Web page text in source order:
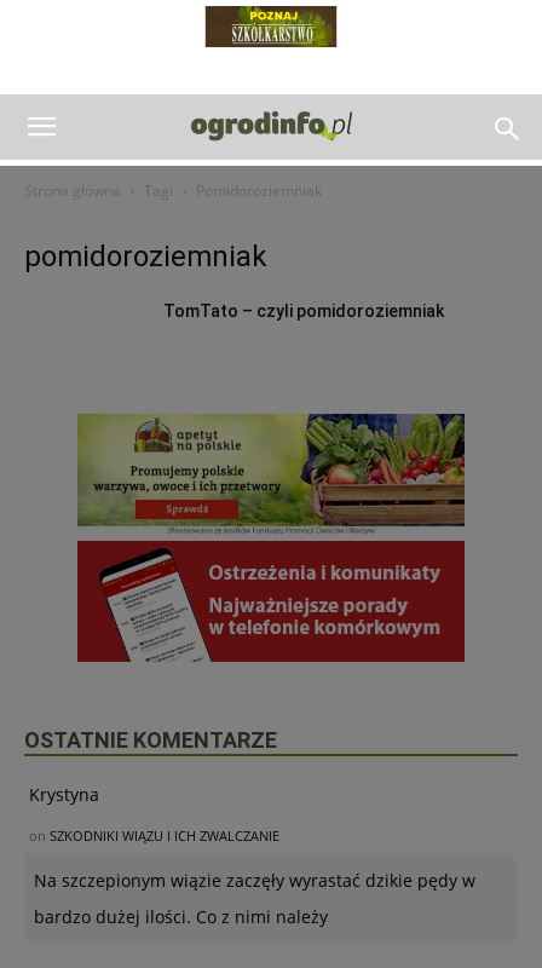
Strona główna Tagi Pomidoroziemniak
pomidoroziemniak
TomTato – czyli pomidoroziemniak
OSTATNIE KOMENTARZE
Krystyna
on SZKODNIKI WIĄZU I ICH ZWALCZANIE
Na szczepionym wiązie zaczęły wyrastać dzikie pędy w
bardzo dużej ilości. Co z nimi należy